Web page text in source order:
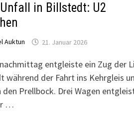
in Billstedt: U2
Auktun 21. Januar 2026
entgleiste ein Zug der
während der Fahrt ins Kehrgleis
Prellbock. Drei Wagen
…